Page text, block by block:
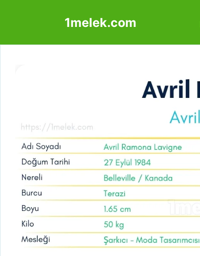
1melek.com